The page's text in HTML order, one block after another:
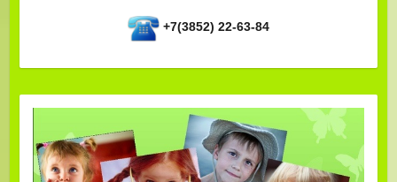
+7(3852) 22-63-84